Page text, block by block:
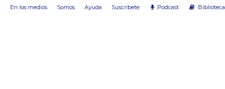
En los medios Somos Ayuda Suscríbete Podcast Biblioteca